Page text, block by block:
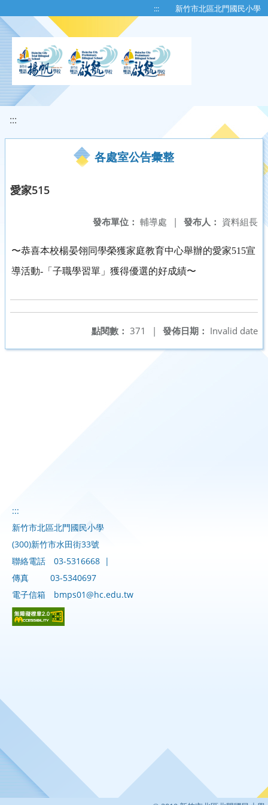
::: 新竹市北區北門國民小學
:::
各處室公告彙整
愛家515
發布人： 資料組長
發布單位： 輔導處 |
〜恭喜本校楊晏翎同學榮獲家庭教育中心舉辦的愛家515宣
導活動-「子職學習單」獲得優選的好成績〜
發佈日期： Invalid date
點閱數： 371 |
:::
新竹市北區北門國民小學
(300)新竹市水田街33號
聯絡電話
03-5316668 |
傳真
03-5340697
電子信箱
bmps01@hc.edu.tw